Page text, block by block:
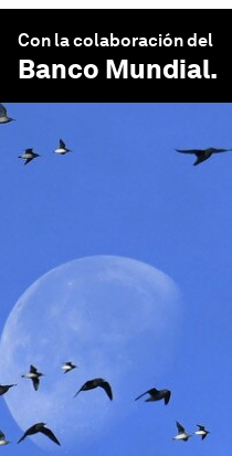
Con la colaboración del
Banco Mundial.